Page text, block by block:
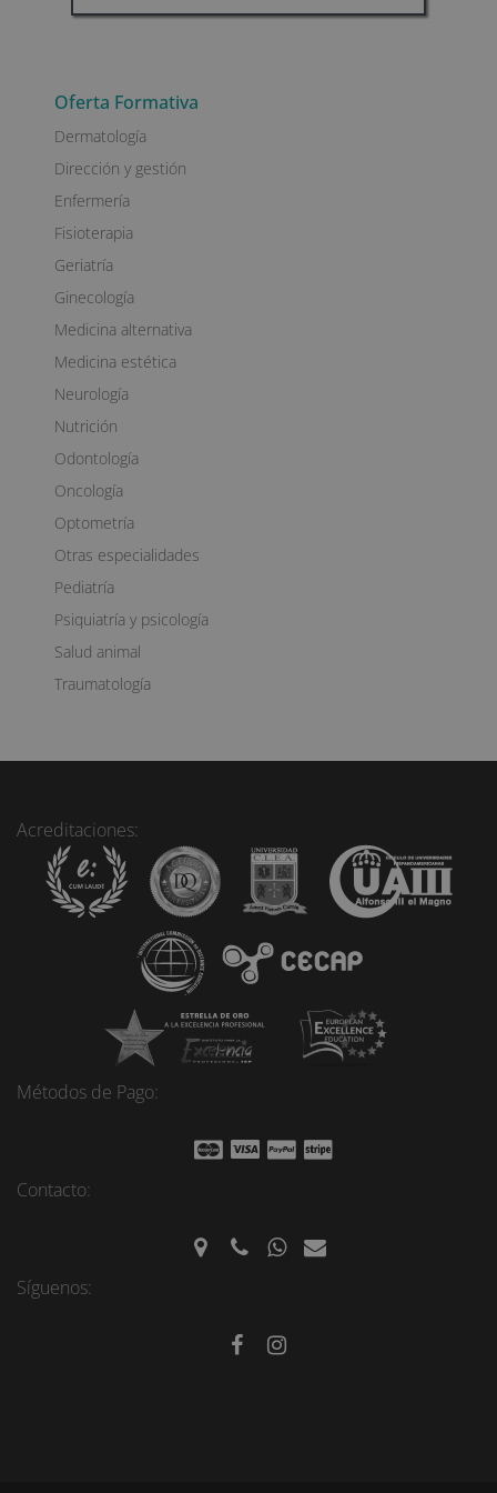
t
r
n
a
i
v
Oferta Formativa
Dermatología
Dirección y gestión
Enfermería
Fisioterapia
Geriatría
Ginecología
Medicina alternativa
Medicina estética
Neurología
Nutrición
Odontología
Oncología
Optometría
Otras especialidades
Pediatría
Psiquiatría y psicología
Salud animal
Traumatología
Acreditaciones:
Métodos de Pago:
Contacto:
Síguenos: